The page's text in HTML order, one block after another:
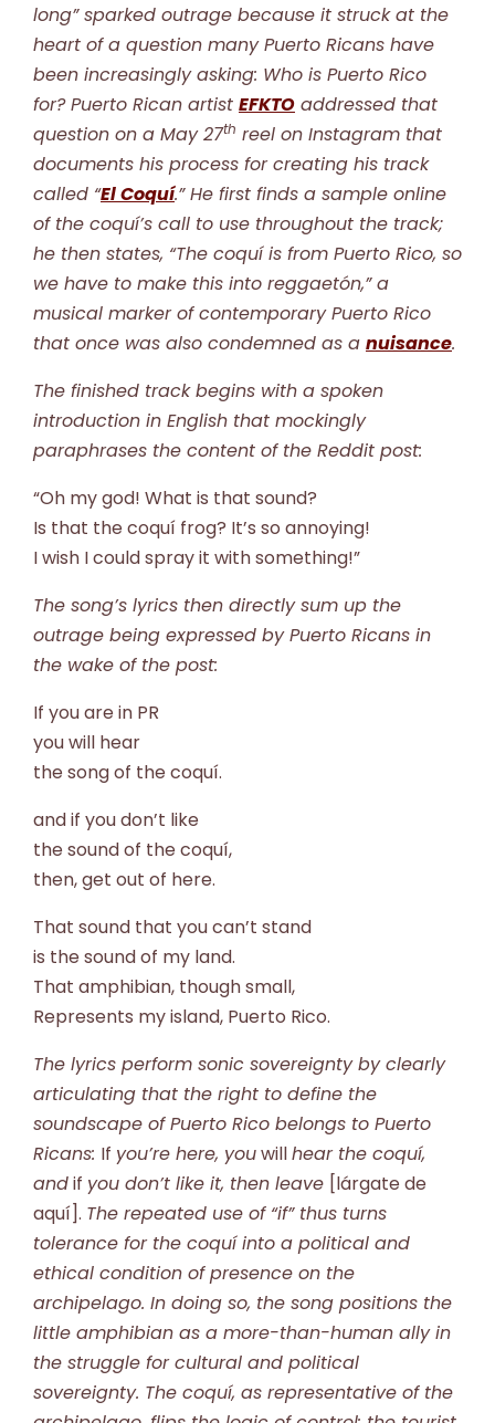
long” sparked outrage because it struck at the
heart of a question many Puerto Ricans have
been increasingly asking: Who is Puerto Rico
for? Puerto Rican artist EFKTO addressed that
question on a May 27th reel on Instagram that
documents his process for creating his track
called “El Coquí.” He first finds a sample online
of the coquí’s call to use throughout the track;
he then states, “The coquí is from Puerto Rico, so
we have to make this into reggaetón,” a
musical marker of contemporary Puerto Rico
that once was also condemned as a nuisance.
The finished track begins with a spoken
introduction in English that mockingly
paraphrases the content of the Reddit post:
“Oh my god! What is that sound?
Is that the coquí frog? It’s so annoying!
I wish I could spray it with something!”
The song’s lyrics then directly sum up the
outrage being expressed by Puerto Ricans in
the wake of the post:
If you are in PR
you will hear
the song of the coquí.
and if you don’t like
the sound of the coquí,
then, get out of here.
That sound that you can’t stand
is the sound of my land.
That amphibian, though small,
Represents my island, Puerto Rico.
The lyrics perform sonic sovereignty by clearly
articulating that the right to define the
soundscape of Puerto Rico belongs to Puerto
Ricans: If you’re here, youwillhear the coquí,
andif you don’t like it, then leave [lárgate de
aquí]. The repeated use of “if” thus turns
tolerance for the coquí into a political and
ethical condition of presence on the
archipelago. In doing so, the song positions the
little amphibian as a more-than-human ally in
the struggle for cultural and political
sovereignty. The coquí, as representative of the